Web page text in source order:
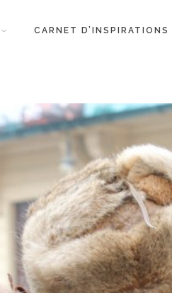
CARNET D’INSPIRATIONS